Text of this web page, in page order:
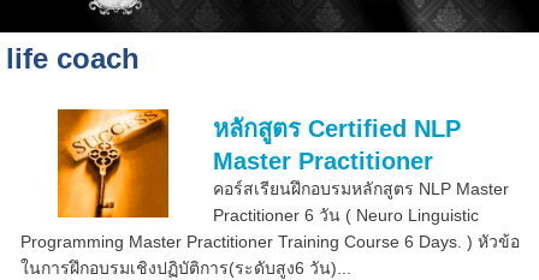
life coach
หลักสูตร Certified NLP
Master Practitioner
คอร์สเรียนฝึกอบรมหลักสูตร NLP Master
Practitioner 6 วัน ( Neuro Linguistic
Programming Master Practitioner Training Course 6 Days. ) หัวข้อ
ในการฝึกอบรมเชิงปฏิบัติการ(ระดับสูง6 วัน)...